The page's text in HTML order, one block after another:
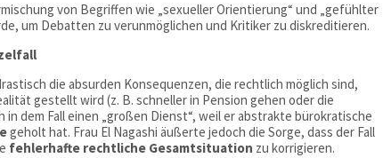
von Begriffen wie „sexueller Orientierung“ und „gefühlter
um Debatten zu verunmöglichen und Kritiker zu diskreditieren.
die absurden Konsequenzen, die rechtlich möglich sind,
gestellt wird (z. B. schneller in Pension gehen oder die
dem Fall einen „großen Dienst“, weil er abstrakte bürokratische
geholt hat. Frau El Nagashi äußerte jedoch die Sorge, dass der Fall
fehlerhafte rechtliche Gesamtsituation zu korrigieren.